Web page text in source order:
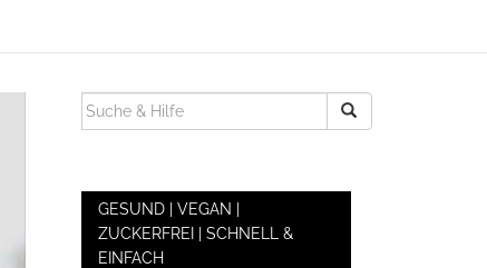
SUCHEN
NACH:
GESUND | VEGAN |
ZUCKERFREI | SCHNELL &
EINFACH